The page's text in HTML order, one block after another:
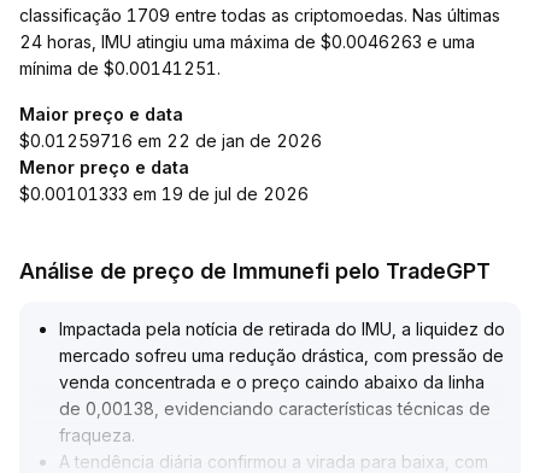
classificação 1709 entre todas as criptomoedas. Nas últimas
24 horas, IMU atingiu uma máxima de $0.0046263 e uma
mínima de $0.00141251.
Maior preço e data
$0.01259716 em 22 de jan de 2026
Menor preço e data
$0.00101333 em 19 de jul de 2026
Análise de preço de Immunefi pelo TradeGPT
Impactada pela notícia de retirada do IMU, a liquidez do
mercado sofreu uma redução drástica, com pressão de
venda concentrada e o preço caindo abaixo da linha
de 0,00138, evidenciando características técnicas de
fraqueza.
A tendência diária confirmou a virada para baixa, com